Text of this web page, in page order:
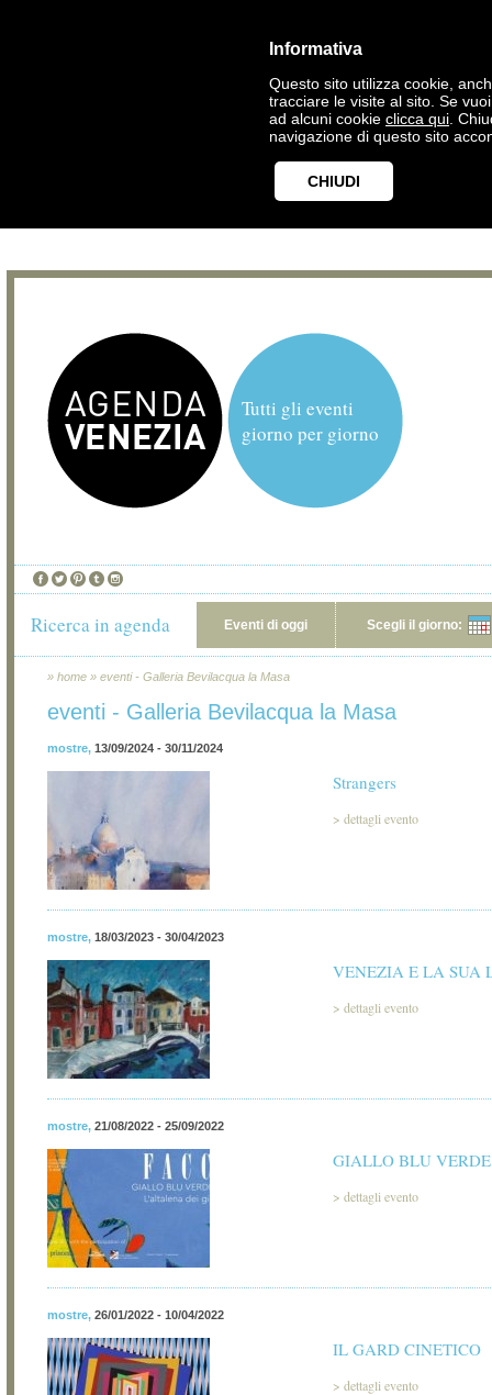
Informativa
Questo sito utilizza cookie,
tracciare le visite al sito. Se
ad alcuni cookie clicca qui .
navigazione di questo sito
CHIUDI
Tutti gli eventi
giorno per giorno
Ricerca in agenda Eventi di oggi Scegli il giorno:
» home » eventi - Galleria Bevilacqua la Masa
eventi - Galleria Bevilacqua la Masa
mostre, 13/09/2024 - 30/11/2024
Strangers
> dettagli evento
mostre, 18/03/2023 - 30/04/2023
VENEZIA E LA SUA
> dettagli evento
mostre, 21/08/2022 - 25/09/2022
GIALLO BLU VERDE
> dettagli evento
mostre, 26/01/2022 - 10/04/2022
IL GARD CINETICO
> dettagli evento